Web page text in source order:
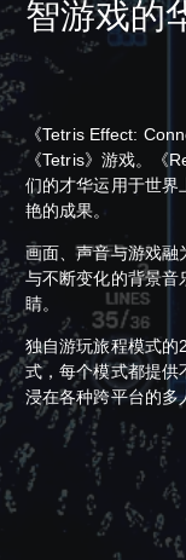
智游戏的
《Tetris Effect:
《Tetris》游戏。《
们的才华运用于世界
艳的成果。
画面、声音与游戏融
与不断变化的背景音
睛。
独自游玩旅程模式的
式，每个模式都提供
浸在各种跨平台的多